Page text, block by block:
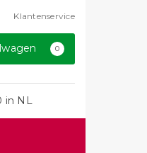
Klantenservice
0
in NL